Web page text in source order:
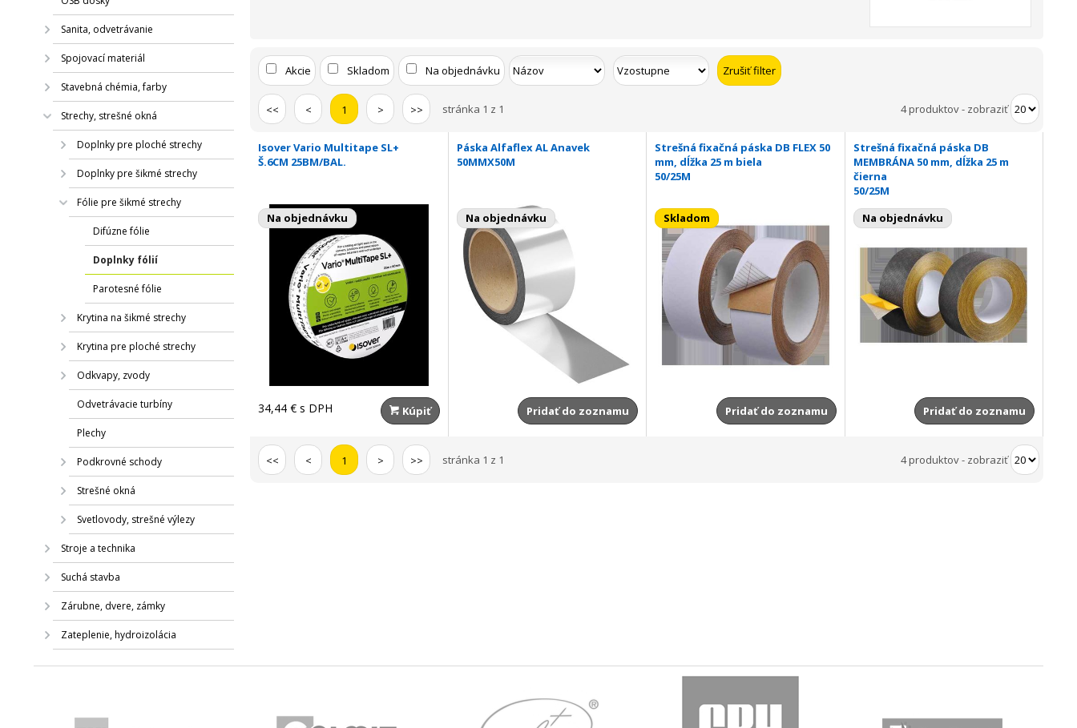
Sanita, odvetrávanie
Spojovací materiál
Stavebná chémia, farby
Strechy, strešné okná
Doplnky pre ploché strechy
Doplnky pre šikmé strechy
Fólie pre šikmé strechy
Difúzne fólie
Doplnky fólií
Parotesné fólie
Krytina na šikmé strechy
Krytina pre ploché strechy
Odkvapy, zvody
Odvetrávacie turbíny
Plechy
Podkrovné schody
Strešné okná
Svetlovody, strešné výlezy
Stroje a technika
Suchá stavba
Zárubne, dvere, zámky
Zateplenie, hydroizolácia
Akcie Skladom Na objednávku
<< < 1 > >> stránka 1 z 1 4 produktov- zobraziť
Isover Vario Multitape SL+
Š.6CM 25BM/BAL.
Na objednávku
34,44 € s DPH Kúpiť
Páska Alfaflex AL Anavek
50MMX50M
Na objednávku
Pridať do zoznamu
Strešná fixačná páska DB FLEX 50
mm, dĺžka 25 m biela
50/25M
Skladom
Pridať do zoznamu
Strešná fixačná páska DB
MEMBRÁNA 50 mm, dĺžka 25 m
čierna
50/25M
Na objednávku
Pridať do zoznamu
<< < 1 > >> stránka 1 z 1 4 produktov- zobraziť